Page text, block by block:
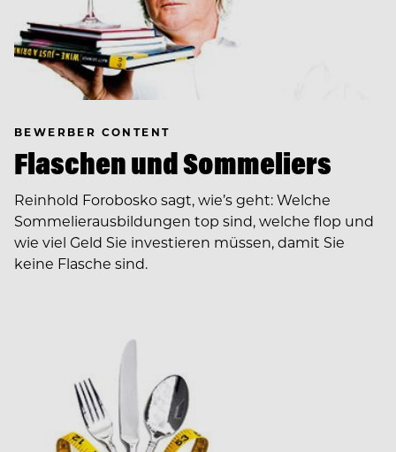
BEWERBER CONTENT
Flaschen und Sommeliers
Reinhold Forobosko sagt, wie’s geht: Welche
Sommelierausbildungen top sind, welche flop und
wie viel Geld Sie investieren müssen, damit Sie
keine Flasche sind.